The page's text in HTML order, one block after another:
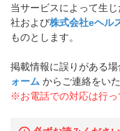
当サービスによって生
社および株式会社eヘル
ものとします。
掲載情報に誤りがある場
ォーム からご連絡をい
※お電話での対応は行っ